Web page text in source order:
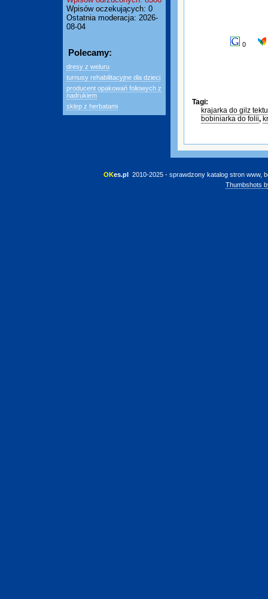
Wpisów oczekujących: 0
Ostatnia moderacja: 2026-
08-04
Polecamy:
dresy z weluru
turnusy rehabilitacyjne dla dzieci
producent opakowań foliowych z
nadrukiem
sklep z herbatami
0
Tagi:
krajarka do gilz
bobiniarka do folii,
OKes.pl 2010-2025 - sprawdzony katalog stron www,
Thumbshots